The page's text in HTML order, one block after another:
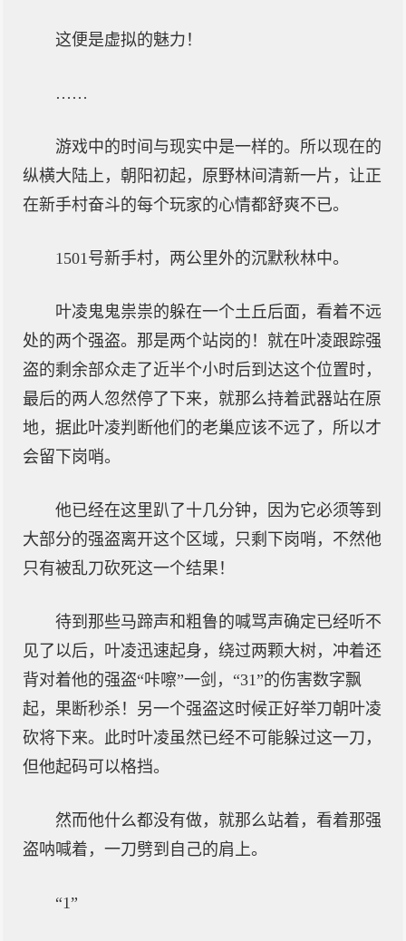
这便是虚拟的魅力！
……
游戏中的时间与现实中是一样的。所以现在的
纵横大陆上，朝阳初起，原野林间清新一片，让正
在新手村奋斗的每个玩家的心情都舒爽不已。
1501号新手村，两公里外的沉默秋林中。
叶凌鬼鬼祟祟的躲在一个土丘后面，看着不远
处的两个强盗。那是两个站岗的！就在叶凌跟踪强
盗的剩余部众走了近半个小时后到达这个位置时，
最后的两人忽然停了下来，就那么持着武器站在原
地，据此叶凌判断他们的老巢应该不远了，所以才
会留下岗哨。
他已经在这里趴了十几分钟，因为它必须等到
大部分的强盗离开这个区域，只剩下岗哨，不然他
只有被乱刀砍死这一个结果！
待到那些马蹄声和粗鲁的喊骂声确定已经听不
见了以后，叶凌迅速起身，绕过两颗大树，冲着还
背对着他的强盗“咔嚓”一剑，“31”的伤害数字飘
起，果断秒杀！另一个强盗这时候正好举刀朝叶凌
砍将下来。此时叶凌虽然已经不可能躲过这一刀，
但他起码可以格挡。
然而他什么都没有做，就那么站着，看着那强
盗呐喊着，一刀劈到自己的肩上。
“1”